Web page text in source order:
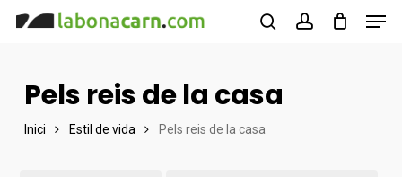
Skip
contentPels reis de la casa
Inici Estil de vida Pels reis de la casa